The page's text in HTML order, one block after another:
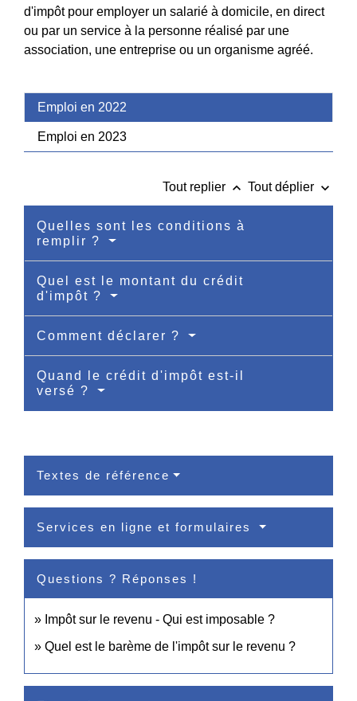
d'impôt pour employer un salarié à domicile, en direct
ou par un service à la personne réalisé par une
association, une entreprise ou un organisme agréé.
Emploi en 2022
Emploi en 2023
Tout replier keyboard_arrow_up Tout déplier keyboard_arrow_down
Quelles sont les conditions à
remplir ?
Quel est le montant du crédit
d'impôt ?
Comment déclarer ?
Quand le crédit d'impôt est-il
versé ?
Textes de référence
Services en ligne et formulaires
Questions ? Réponses !
Impôt sur le revenu - Qui est imposable ?
Quel est le barème de l'impôt sur le revenu ?